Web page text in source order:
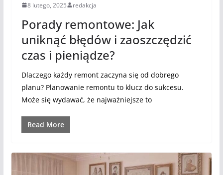
8 lutego, 2025 redakcja
Porady remontowe: Jak
uniknąć błędów i zaoszczędzić
czas i pieniądze?
Dlaczego każdy remont zaczyna się od dobrego
planu? Planowanie remontu to klucz do sukcesu.
Może się wydawać, że najważniejsze to
Read More